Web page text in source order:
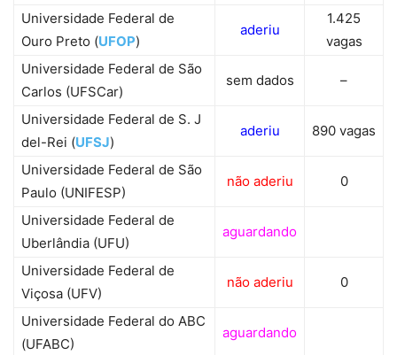
Universidade Federal de
Ouro Preto (UFOP)
aderiu
1.425
vagas
Universidade Federal de São
Carlos (UFSCar)
sem dados –
Universidade Federal de S. J
del-Rei (UFSJ)
aderiu 890 vagas
Universidade Federal de São
Paulo (UNIFESP)
não aderiu 0
Universidade Federal de
Uberlândia (UFU)
aguardando
Universidade Federal de
Viçosa (UFV)
não aderiu 0
Universidade Federal do ABC
(UFABC)
aguardando